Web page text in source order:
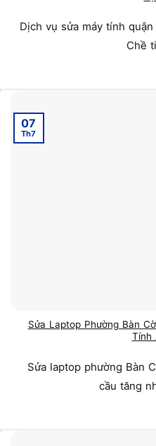
Dịch vụ sửa máy tính
Chề
Sửa Laptop Phường Bàn
Tính
Sửa laptop phường Bàn
cầu tăng
07
Th7